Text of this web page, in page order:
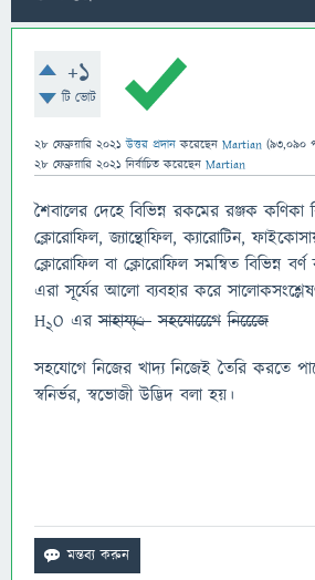
+1
টি ভোট
28 ফেব্রুয়ারি 2021 উত্তর প্রদান করেছেন Martian (93,090
28 ফেব্রুয়ারি 2021 নির্বাচিত করেছেন Martian
শৈবালের দেহে বিভিন্ন রকমের রঞ্জক কণিকা
ক্লোরোফিল, জ্যান্থোফিল, ক্যারোটিন,
ক্লোরোফিল বা ক্লোরোফিল সমন্বিত বিভিন্ন
এরা সূর্যের আলো ব্যবহার করে
H2O এরসাহায্য্্র সহযোগেেে নিজেেে
সহযোগে নিজের খাদ্য নিজেই তৈরি করতে
স্বনির্ভর, স্বভোজী উদ্ভিদ বলা হয়।